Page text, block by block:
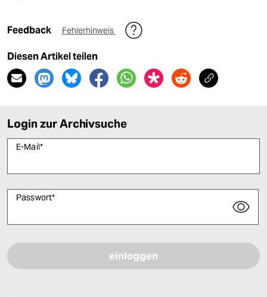
Feedback Fehlerhinweis
Diesen Artikel teilen
Login zur Archivsuche
E-Mail*
Passwort*